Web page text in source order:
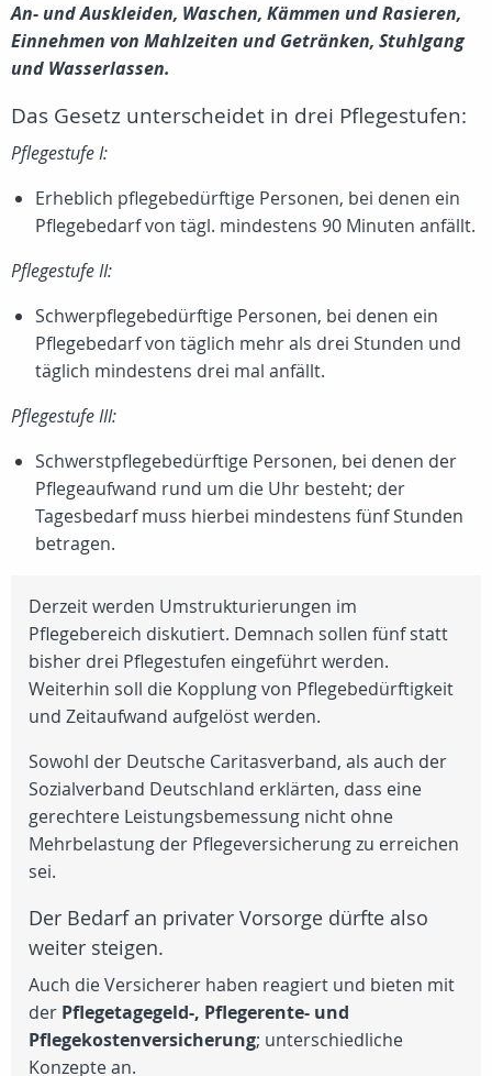
An- und Auskleiden, Waschen, Kämmen und Rasieren,
Einnehmen von Mahlzeiten und Getränken, Stuhlgang
und Wasserlassen.
Das Gesetz unterscheidet in drei Pflegestufen:
Pflegestufe I:
Erheblich pflegebedürftige Personen, bei denen ein
Pflegebedarf von tägl. mindestens 90 Minuten anfällt.
Pflegestufe II:
Schwerpflegebedürftige Personen, bei denen ein
Pflegebedarf von täglich mehr als drei Stunden und
täglich mindestens drei mal anfällt.
Pflegestufe III:
Schwerstpflegebedürftige Personen, bei denen der
Pflegeaufwand rund um die Uhr besteht; der
Tagesbedarf muss hierbei mindestens fünf Stunden
betragen.
Derzeit werden Umstrukturierungen im
Pflegebereich diskutiert. Demnach sollen fünf statt
bisher drei Pflegestufen eingeführt werden.
Weiterhin soll die Kopplung von Pflegebedürftigkeit
und Zeitaufwand aufgelöst werden.
Sowohl der Deutsche Caritasverband, als auch der
Sozialverband Deutschland erklärten, dass eine
gerechtere Leistungsbemessung nicht ohne
Mehrbelastung der Pflegeversicherung zu erreichen
sei.
Der Bedarf an privater Vorsorge dürfte also
weiter steigen.
Auch die Versicherer haben reagiert und bieten mit
der Pflegetagegeld-, Pflegerente- und
Pflegekostenversicherung; unterschiedliche
Konzepte an.